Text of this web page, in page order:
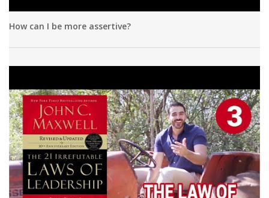
How can I be more assertive?